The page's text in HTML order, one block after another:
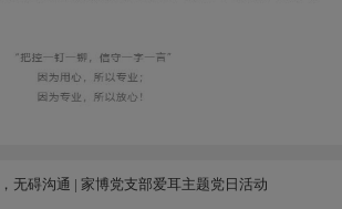
无碍沟通 | 家博党支部爱耳主题党日活动